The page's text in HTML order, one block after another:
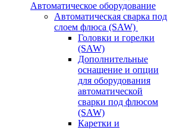
Автоматическое оборудование
Автоматическая сварка под
слоем флюса (SAW)
Головки и горелки
(SAW)
Дополнительные
оснащение и опции
для оборудования
автоматической
сварки под флюсом
(SAW)
Каретки и